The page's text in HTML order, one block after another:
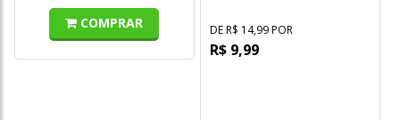
COMPRAR DE R$ 14,99 POR
R$ 9,99